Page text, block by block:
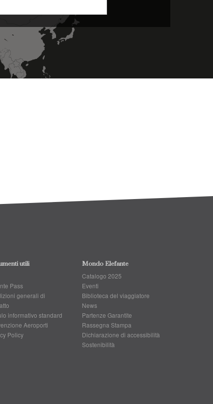
utili
Pass
generali di
informativo standard
Aeroporti
Policy
Mondo Elefante
Catalogo 2025
Eventi
Biblioteca del viaggiatore
News
Partenze Garantite
Rassegna Stampa
Dichiarazione di accessibilità
Sostenibilità